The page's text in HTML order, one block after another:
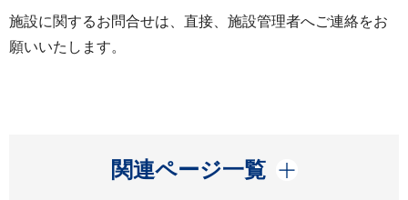
施設に関するお問合せは、直接、施設管理者へご連絡をお
願いいたします。
関連ページ一覧
開く